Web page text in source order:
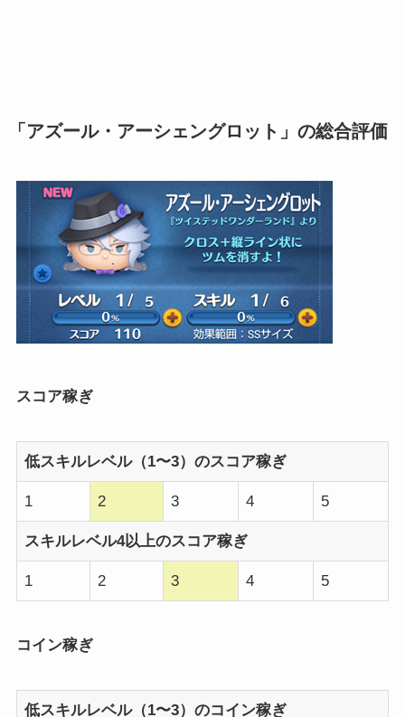
「アズール・アーシェングロット」の総合評価
スコア稼ぎ
低スキルレベル（1〜3）のスコア稼ぎ
1 2 3 4 5
スキルレベル4以上のスコア稼ぎ
1 2 3 4 5
コイン稼ぎ
低スキルレベル（1〜3）のコイン稼ぎ